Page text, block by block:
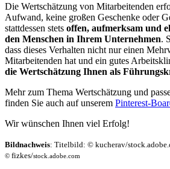
Die Wertschätzung von Mitarbeitenden
Aufwand, keine großen Geschenke oder
stattdessen stets offen, aufmerksam und
den Menschen in Ihrem Unternehmen.
dass dieses Verhalten nicht nur einen
Mitarbeitenden hat und ein gutes
die Wertschätzung Ihnen als
Mehr zum Thema Wertschätzung und
finden Sie auch auf unserem Pinterest-
Wir wünschen Ihnen viel Erfolg!
Bildnachweis: Titelbild: © kucherav/
© fizkes/stock.adobe.com